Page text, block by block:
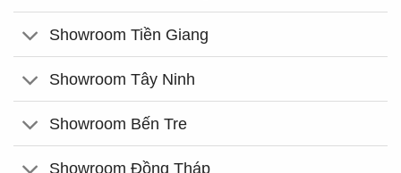
Showroom Tiền Giang
Showroom Tây Ninh
Showroom Bến Tre
Showroom Đồng Tháp